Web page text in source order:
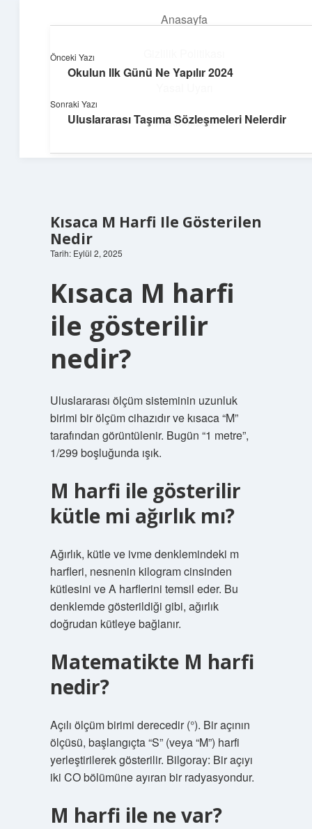
Anasayfa
Hakkımızda
Neşeli Bilgi Durağı
Hızlı hikayelerle gününü şenlendir!
Kısaca M Harfi Ile Gösterilen
Nedir
Tarih: Eylül 2, 2025
Kısaca M harfi
ile gösterilir
nedir?
Uluslararası ölçüm sisteminin uzunluk
birimi bir ölçüm cihazıdır ve kısaca “M”
tarafından görüntülenir. Bugün “1 metre”,
1/299 boşluğunda ışık.
M harfi ile gösterilir
kütle mi ağırlık mı?
Ağırlık, kütle ve ivme denklemindeki m
harfleri, nesnenin kilogram cinsinden
kütlesini ve A harflerini temsil eder. Bu
denklemde gösterildiği gibi, ağırlık
doğrudan kütleye bağlanır.
Matematikte M harfi
nedir?
Açılı ölçüm birimi derecedir (°). Bir açının
ölçüsü, başlangıçta “S” (veya “M”) harfi
yerleştirilerek gösterilir. Bilgoray: Bir açıyı
iki CO bölümüne ayıran bir radyasyondur.
M harfi ile ne var?
Önceki Yazı
Okulun Ilk Günü Ne Yapılır 2024
Sonraki Yazı
Uluslararası Taşıma Sözleşmeleri Nelerdir